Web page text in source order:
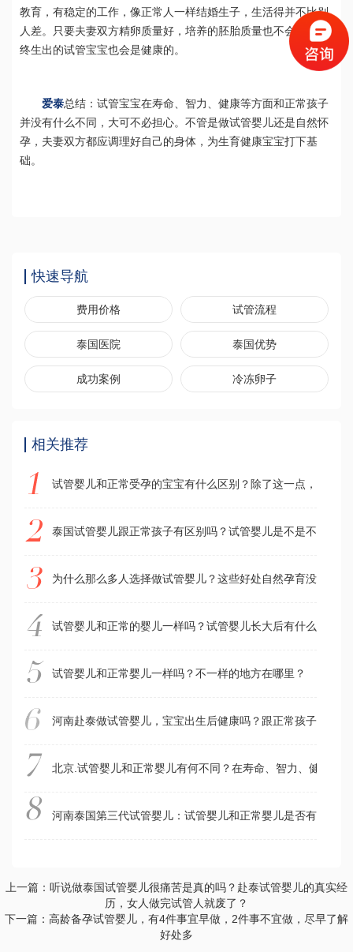
教育，有稳定的工作，像正常人一样结婚生子，生活得并不比别
人差。只要夫妻双方精卵质量好，培养的胚胎质量也不会差，最
终生出的试管宝宝也会是健康的。
爱泰总结：试管宝宝在寿命、智力、健康等方面和正常孩子
并没有什么不同，大可不必担心。不管是做试管婴儿还是自然怀
孕，夫妻双方都应调理好自己的身体，为生育健康宝宝打下基
础。
快速导航
费用价格 试管流程
泰国医院 泰国优势
成功案例 冷冻卵子
相关推荐
试管婴儿和正常受孕的宝宝有什么区别？除了这一点，其他都
泰国试管婴儿跟正常孩子有区别吗？试管婴儿是不是不如普通
为什么那么多人选择做试管婴儿？这些好处自然孕育没法比
试管婴儿和正常的婴儿一样吗？试管婴儿长大后有什么弊端吗
试管婴儿和正常婴儿一样吗？不一样的地方在哪里？
河南赴泰做试管婴儿，宝宝出生后健康吗？跟正常孩子一样吗
北京.试管婴儿和正常婴儿有何不同？在寿命、智力、健康方
河南泰国第三代试管婴儿：试管婴儿和正常婴儿是否有区别？
上一篇：听说做泰国试管婴儿很痛苦是真的吗？赴泰试管婴儿的真实经
历，女人做完试管人就废了？
下一篇：高龄备孕试管婴儿，有4件事宜早做，2件事不宜做，尽早了解
好处多